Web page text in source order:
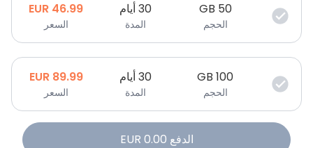
50
GB
الحجم
30 أيام
المدة
46.99
EUR
السعر
100
GB
الحجم
30 أيام
المدة
89.99
EUR
السعر
الدفع 0.00
EUR